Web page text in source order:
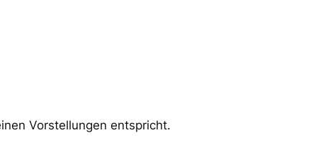
Vorstellungen entspricht.